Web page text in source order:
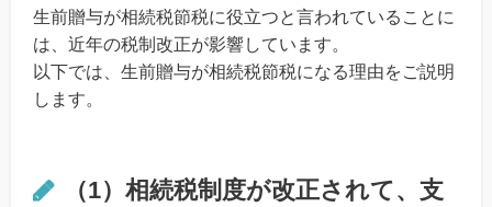
生前贈与が相続税節税に役立つと言われていることに
は、近年の税制改正が影響しています。
以下では、生前贈与が相続税節税になる理由をご説明
します。
（1）相続税制度が改正されて、支